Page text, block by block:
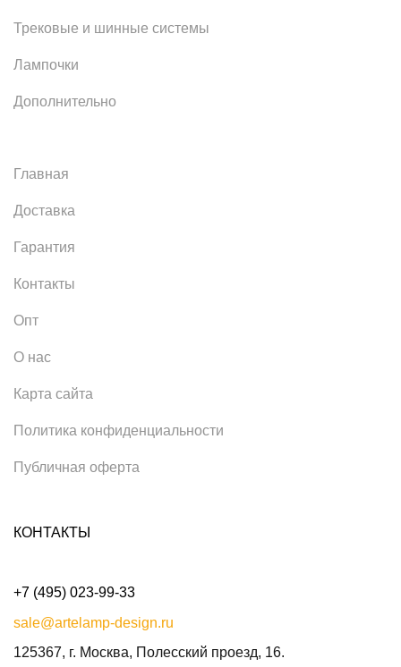
Трековые и шинные системы
Лампочки
Дополнительно
Главная
Доставка
Гарантия
Контакты
Опт
О нас
Карта сайта
Политика конфиденциальности
Публичная оферта
КОНТАКТЫ
+7 (495) 023-99-33
sale@artelamp-design.ru
125367, г. Москва, Полесский проезд, 16.